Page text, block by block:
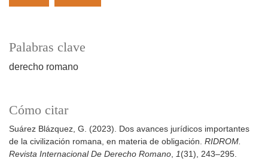
Palabras clave
derecho romano
Cómo citar
Suárez Blázquez, G. (2023). Dos avances jurídicos importantes
de la civilización romana, en materia de obligación. RIDROM.
Revista Internacional De Derecho Romano, 1(31), 243–295.